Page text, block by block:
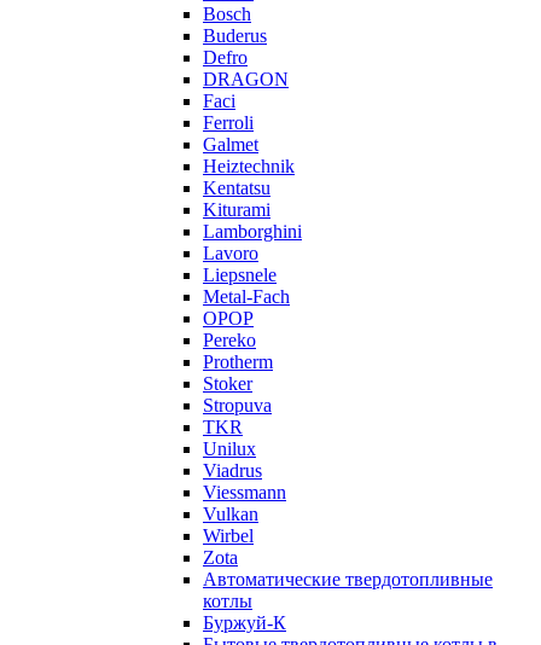
Bosch
Buderus
Defro
DRAGON
Faci
Ferroli
Galmet
Heiztechnik
Kentatsu
Kiturami
Lamborghini
Lavoro
Liepsnele
Metal-Fach
OPOP
Pereko
Protherm
Stoker
Stropuva
TKR
Unilux
Viadrus
Viessmann
Vulkan
Wirbel
Zota
Автоматические твердотопливные
котлы
Буржуй-К